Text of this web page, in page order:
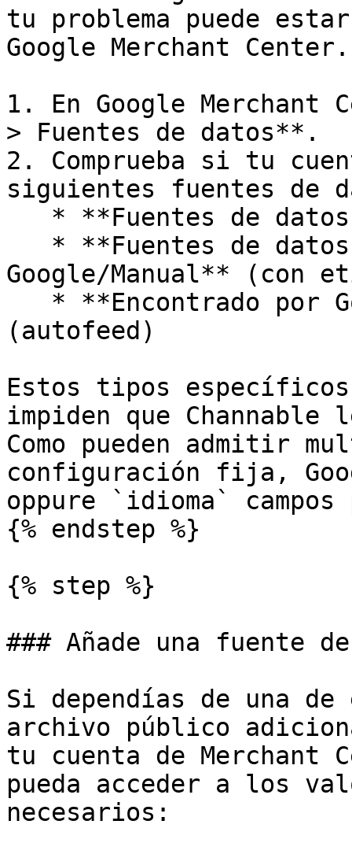
tu problema puede
Google Merchant Center.
1. En Google Merchant
> Fuentes de datos**.
2. Comprueba si tu
siguientes fuentes de
Google/Manual** (con
(autofeed)
Estos tipos
impiden que
Como pueden admitir
configuración fija,
oppure `idioma`
{% endstep %}
{% step %}
### Añade una fuente
Si dependías de una
archivo público
tu cuenta de Merchant
pueda acceder a los
necesarios: